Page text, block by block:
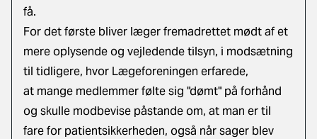
få.
For det første bliver læger fremadrettet mødt af et
mere oplysende og vejledende tilsyn, i modsætning
til tidligere, hvor Lægeforeningen erfarede,
at mange medlemmer følte sig "dømt" på forhånd
og skulle modbevise påstande om, at man er til
fare for patientsikkerheden, også når sager blev